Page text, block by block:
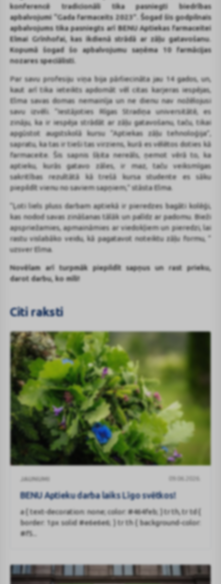
konferencē tradicionāli tika pasniegti biedrības
apbalvojumi “Gada farmaceits 2023”. Šogad šis godpilnais
apbalvojums tika pasniegts arī BENU Aptiekas farmaceitei
Elmai Grīnhofai, kas ikdienā strādā ar zāļu gatavošanu.
Kopumā šogad šo apbalvojumu saņēma 10 farmācijas
nozares speciālisti.
Par savu profesiju viņa bija pārliecināta jau 14 gados, un,
kaut arī tika ieteikts apdomāt vēl citas karjeras iespējas,
Elma savas domas nemainīja un ne dienu nav nožēlojusi
savu izvēli. “Iestājoties Rīgas Stradiņa universitātē, es
zināju, ka ir iespēja strādāt ar zāļu gatavošanu, taču, tikai
apgūstot augstskolā kursu “Aptiekas zāļu tehnoloģija”,
sapratu, ka tas ir tieši tas virziens, kurā es vēlētos doties kā
farmaceite. Šis sapnis šķita nereāls, ņemot vērā to, ka
aptieku, kurās gatavo zāles, ir maz, taču veiksmīgas
sakritības rezultātā kā trešā kursa studente es sāku
piepildīt vienu no saviem sapņiem,” stāsta Elma.
“Ļoti liels pluss darbam aptiekā ir pieredzes bagāti kolēģi,
kas nodod savas zināšanas tālāk un palīdz ar padomu. Bieži
apspriežamies, apmaināmies ar viedokļiem un pieredzi, lai
rastu vislabāko veidu, kā pagatavot noteiktu zāļu formu, “
uzsver Elma.
Novēlam arī turpmāk piepildīt sapņus un rast prieku,
darot darbu, ko mīli!
Citi raksti
Aptieku
darba
Līgo
svētkos!
JAUNUMI 09.06.2026.
BENU Aptieku darba laiks Līgo svētkos!
a { text-decoration: none; color: #464feb; } tr th, tr td {
border: 1px solid #e6e6e6; } tr th { background-color:
#f5...